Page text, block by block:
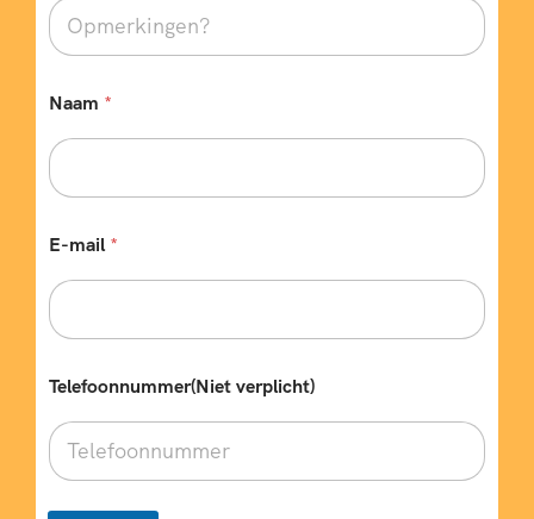
Naam *
E-mail *
Telefoonnummer(Niet verplicht)